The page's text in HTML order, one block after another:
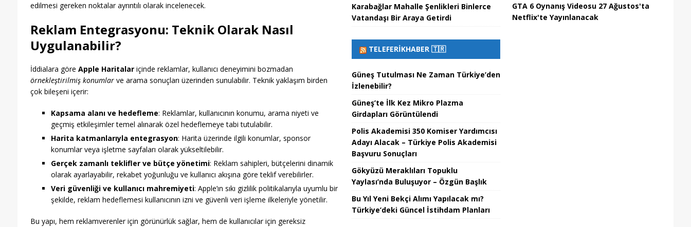
edilmesi gereken noktalar ayrıntılı olarak incelenecek.
Reklam Entegrasyonu: Teknik Olarak Nasıl
Uygulanabilir?
İddialara göre Apple Haritalariçinde reklamlar, kullanıcı deneyimini bozmadan
örnekleştirilmiş konumlarve arama sonuçları üzerinden sunulabilir. Teknik yaklaşım birden
çok bileşeni içerir:
Kapsama alanı ve hedefleme: Reklamlar, kullanıcının konumu, arama niyeti ve
geçmiş etkileşimler temel alınarak özel hedeflemeye tabi tutulabilir.
Harita katmanlarıyla entegrasyon: Harita üzerinde ilgili konumlar, sponsor
konumlar veya işletme sayfaları olarak yükseltilebilir.
Gerçek zamanlı teklifler ve bütçe yönetimi: Reklam sahipleri, bütçelerini dinamik
olarak ayarlayabilir, rekabet yoğunluğu ve kullanıcı akışına göre teklif verebilirler.
Veri güvenliği ve kullanıcı mahremiyeti: Apple’ın sıkı gizlilik politikalarıyla uyumlu bir
şekilde, reklam hedeflemesi kullanıcının izni ve güvenli veri işleme ilkeleriyle yönetilir.
Bu yapı, hem reklamverenler için görünürlük sağlar, hem de kullanıcılar için gereksiz
Karabağlar Mahalle Şenlikleri Binlerce
Vatandaşı Bir Araya Getirdi
TELEFERIKHABER 🇹🇷
Güneş Tutulması Ne Zaman Türkiye’den
İzlenebilir?
Güneş’te İlk Kez Mikro Plazma
Girdapları Görüntülendi
Polis Akademisi 350 Komiser Yardımcısı
Adayı Alacak – Türkiye Polis Akademisi
Başvuru Sonuçları
Gökyüzü Meraklıları Topuklu
Yaylası’nda Buluşuyor – Özgün Başlık
Bu Yıl Yeni Bekçi Alımı Yapılacak mı?
Türkiye’deki Güncel İstihdam Planları
GTA 6 Oynanış Videosu 27 Ağustos'ta
Netflix'te Yayınlanacak